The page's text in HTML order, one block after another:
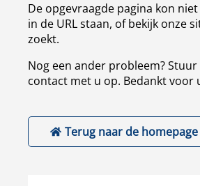
De opgevraagde pagina kon
in de URL staan, of bekijk onze
zoekt.
Nog een ander probleem?
contact met u op. Bedankt voor
Terug naar de homepage